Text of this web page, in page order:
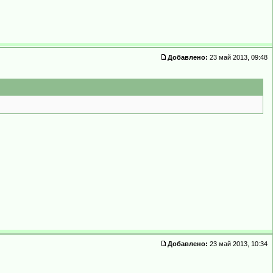
Добавлено: 23 май 2013, 09:48
Добавлено: 23 май 2013, 10:34